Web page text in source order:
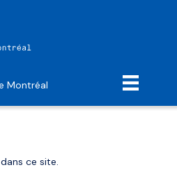
Montréal
ce site.